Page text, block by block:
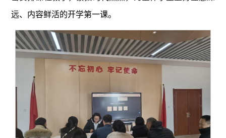
远、内容鲜活的开学第一课。